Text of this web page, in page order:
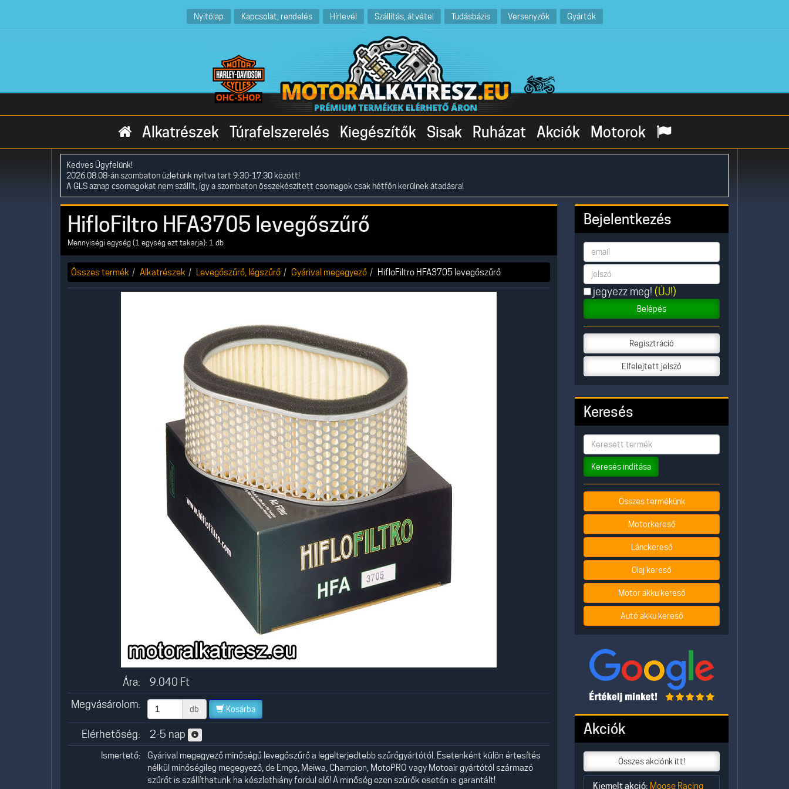
Nyitólap Kapcsolat, rendelés Hírlevél Szállítás, átvétel Tudásbázis Versenyzők Gyártók
Alkatrészek Túrafelszerelés Kiegészítők Sisak Ruházat Akciók Motorok
Kedves Ügyfelünk!
2026.08.08-án szombaton üzletünk nyitva tart 9:30-17:30 között!
A GLS aznap csomagokat nem szállít, így a szombaton összekészített csomagok csak hétfőn kerülnek átadásra!
HifloFiltro HFA3705 levegőszűrő
Mennyiségi egység (1 egység ezt takarja): 1 db
Összes termék Alkatrészek Levegőszűrő, légszűrő Gyárival megegyező HifloFiltro HFA3705 levegőszűrő
Ára: 9.040 Ft
Megvásárolom:
db Kosárba
Elérhetőség: 2-5 nap
Ismertető:
Gyárival megegyező minőségű levegőszűrő a legelterjedtebb szűrőgyártótól. Esetenként külön értesítés
nélkül minőségileg megegyező, de Emgo, Meiwa, Champion, MotoPRO vagy Motoair gyártótól származó
szűrőt is szállíthatunk ha készlethiány fordul elő! A minőség ezen szűrők esetén is garantált!
Bejelentkezés
jegyezz meg! (ÚJ!)
Belépés
Regisztráció
Elfelejtett jelszó
Keresés
Keresés indítása
Összes termékünk
Motorkereső
Lánckereső
Olaj kereső
Motor akku kereső
Autó akku kereső
Akciók
Összes akciónk itt!
Kiemelt akció: Moose Racing